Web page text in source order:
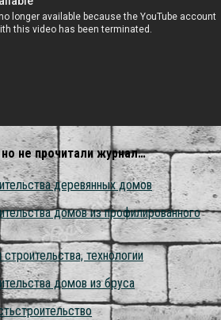
не прочитали журнал…
деревянных домов
домов из профилированного
технологии
домов из бруса
строительство